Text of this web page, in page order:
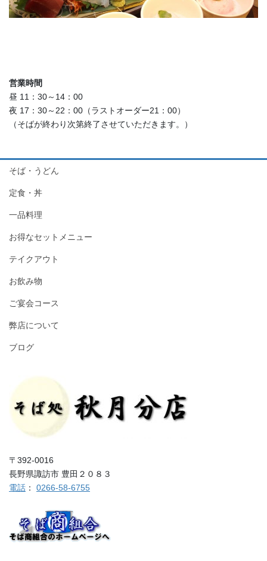
営業時間
昼 11：30～14：00
夜 17：30～22：00（ラストオーダー21：00）
（そばが終わり次第終了させていただきます。）
そば・うどん
定食・丼
一品料理
お得なセットメニュー
テイクアウト
お飲み物
ご宴会コース
弊店について
ブログ
〒392-0016
長野県諏訪市 豊田２０８３
電話 ： 0266-58-6755